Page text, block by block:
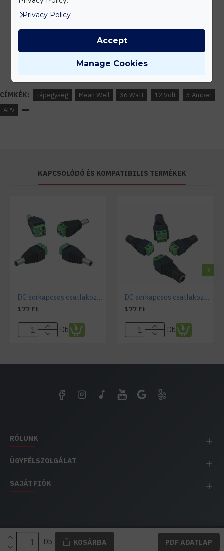
Db KOSÁRBA PDF ADATLAP
Tanácsadás
Írd meg nekünk elgondolásodat és munkatársunk segít az elképzeléseid
CÍMKÉK: Tápegység Mean Well 36 Watt 12 Volt
3 Amper
APV
KAPCSOLÓDÓ ÉS KOMPATIBILIS TERMÉKEK
DC sorkapcsos csatlakozó, átalakító, apa
177 Ft
Db
DC sorkapcsos csatlakozó, átalakító, anya
177 Ft
Db
RÓLUNK
ÜGYFÉLSZOLGÁLAT
SAJÁT FIÓK
EH IMPEX / Copyright © 1991-2025 Energia Háza
Privacy Policy
Manage Cookies
Accept